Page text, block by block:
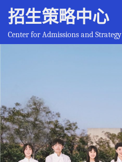
招生策略中心
Center for Admissions and Strategy